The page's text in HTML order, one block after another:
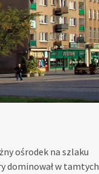
ośrodek na szlaku
dominował w tamtych